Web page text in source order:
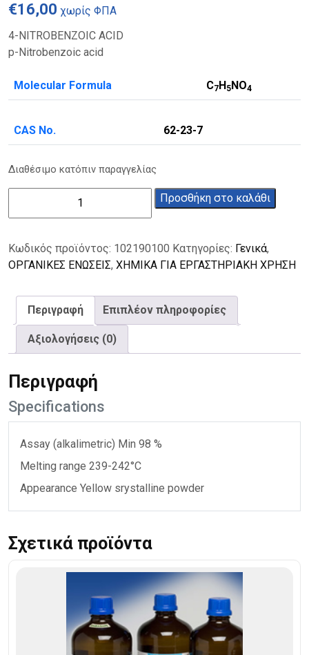
€16,00 χωρίς ΦΠΑ
4-NITROBENZOIC ACID
p-Nitrobenzoic acid
Molecular Formula C7H5NO4
CAS No. 62-23-7
Διαθέσιμο κατόπιν παραγγελίας
Παρανιτροβενζοϊκό
100g
ποσότητα
Προσθήκη στο καλάθι
Κωδικός προϊόντος: 102190100 Κατηγορίες: Γενικά,
ΟΡΓΑΝΙΚΕΣ ΕΝΩΣΕΙΣ, ΧΗΜΙΚΑ ΓΙΑ ΕΡΓΑΣΤΗΡΙΑΚΗ ΧΡΗΣΗ
Περιγραφή Επιπλέον πληροφορίες
Αξιολογήσεις (0)
Περιγραφή
Specifications
Assay (alkalimetric) Min 98 %
Melting range 239-242°C
Appearance Yellow srystalline powder
Σχετικά προϊόντα